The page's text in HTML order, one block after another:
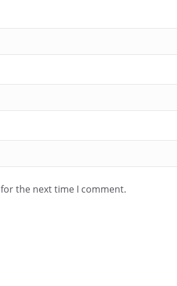
the next time I comment.